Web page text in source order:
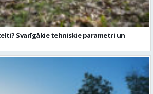
Svarīgākie tehniskie parametri un